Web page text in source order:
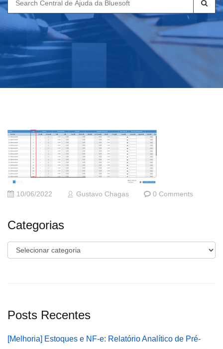
for:
10/06/2022 Gustavo Chagas 0 Comments
Categorias
Categorias
Posts Recentes
[Melhoria] Estoques e NF-e: Relatório Analítico de Pré-